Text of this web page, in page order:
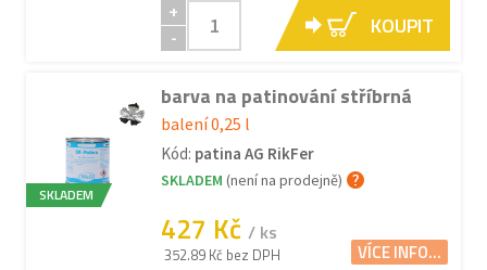
+
-
KOUPIT
SKLADEM
barva na patinování stříbrná
balení 0,25 l
Kód: patina AG RikFer
SKLADEM (není na prodejně)
427 Kč / ks
352.89 Kč bez DPH VÍCE INFO...